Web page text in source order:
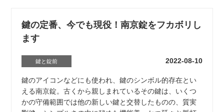
鍵の定番、今でも現役！南京錠をフカボリし
ます
鍵と錠前 2022-08-10
鍵のアイコンなどにも使われ、鍵のシンボル的存在とい
える南京錠。古くから親しまれているその鍵は、いくつ
かの守備範囲では他の新しい鍵と交替したものの、質実